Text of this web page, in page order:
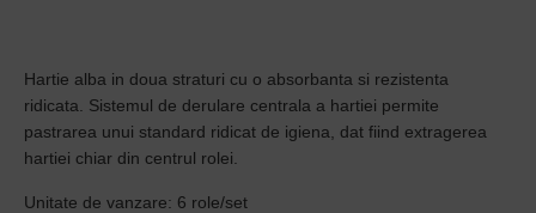
Hartie alba in doua straturi cu o absorbanta si rezistenta
ridicata. Sistemul de derulare centrala a hartiei permite
pastrarea unui standard ridicat de igiena, dat fiind extragerea
hartiei chiar din centrul rolei.
Unitate de vanzare: 6 role/set